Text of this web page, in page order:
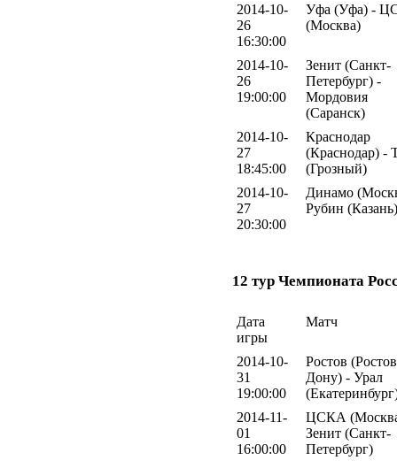
2014-10-
26
16:30:00
Уфа (Уфа) -
(Москва)
2014-10-
26
19:00:00
Зенит (Санкт-
Петербург) -
Мордовия
(Саранск)
2014-10-
27
18:45:00
Краснодар
(Краснодар) -
(Грозный)
2014-10-
27
20:30:00
Динамо
Рубин (Казань)
12 тур Чемпионата
Дата
игры
Матч
2014-10-
31
19:00:00
Ростов
Дону) - Урал
2014-11-
01
16:00:00
ЦСКА
Зенит (Санкт-
Петербург)